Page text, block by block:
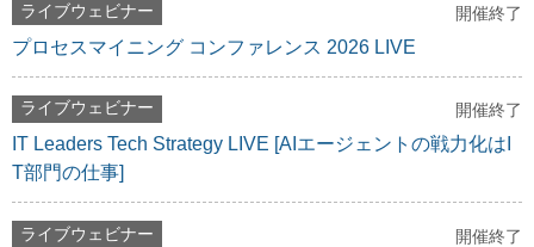
ライブウェビナー 開催終了
プロセスマイニング コンファレンス 2026 LIVE
ライブウェビナー 開催終了
IT Leaders Tech Strategy LIVE [AIエージェントの戦力化はI
T部門の仕事]
ライブウェビナー 開催終了